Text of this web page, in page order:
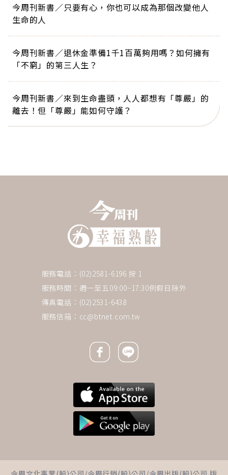
常抽筋、跌倒 你知道自己缺鈣
今周刊新書／只要有心，你也可以成為那個改變他人
生命的人
今周刊新書／退休金準備1千1百萬夠用嗎？如何擁有
「不窮」的第三人生？
今周刊新書／來到生命盡頭，人人都想有「尊嚴」的
離去！但「尊嚴」能如何守護？
服務電話：(02)2581-6196 按 1
服務時間：週一至五09:00~17:30例假日除外
傳真電話：(02)2531-6438
服務信箱： cc@btnet.com.tw
Facebook icon
Line icon